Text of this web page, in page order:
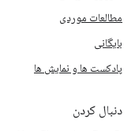
مطالعات موردی
بایگانی
پادکست ها و نمایش ها
دنبال کردن